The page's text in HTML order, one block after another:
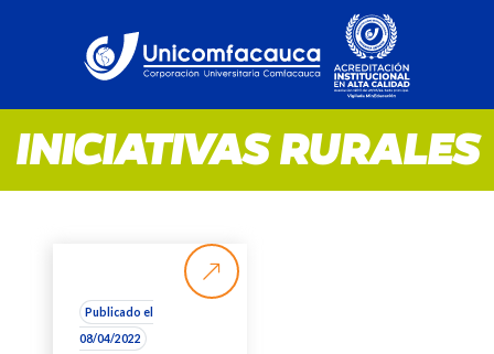
INICIATIVAS RURALES
Publicado el
08/04/2022